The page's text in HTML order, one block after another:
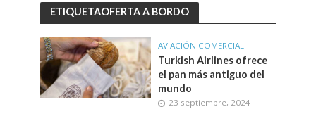
ETIQUETAOFERTA A BORDO
AVIACIÓN COMERCIAL
Turkish Airlines ofrece
el pan más antiguo del
mundo
23 septiembre, 2024